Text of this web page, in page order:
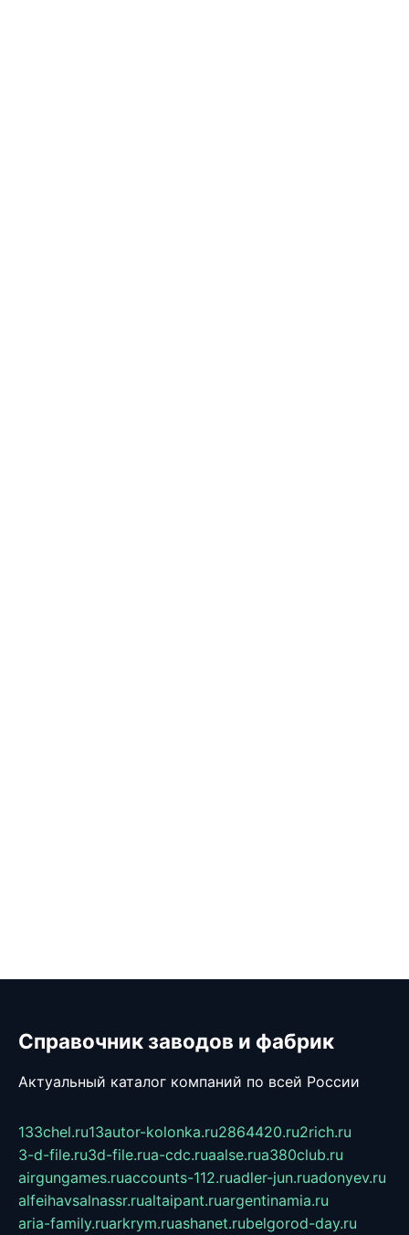
Справочник заводов и фабрик
Актуальный каталог компаний по всей России
133chel.ru13autor-kolonka.ru2864420.ru2rich.ru
3-d-file.ru3d-file.rua-cdc.ruaalse.rua380club.ru
airgungames.ruaccounts-112.ruadler-jun.ruadonyev.ru
alfeihavsalnassr.rualtaipant.ruargentinamia.ru
aria-family.ruarkrym.ruashanet.rubelgorod-day.ru